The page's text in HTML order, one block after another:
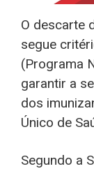
O descarte
segue
(Programa
garantir a
dos
Único de
Segundo a